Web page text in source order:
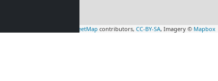
OpenStreetMap contributors, CC-BY-SA, Imagery © Mapbox